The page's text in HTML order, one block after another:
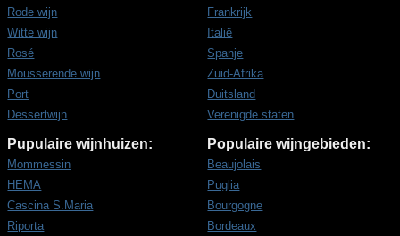
Rode wijn
Witte wijn
Rosé
Mousserende wijn
Port
Dessertwijn
Frankrijk
Italië
Spanje
Zuid-Afrika
Duitsland
Verenigde staten
Pupulaire wijnhuizen:
Mommessin
HEMA
Cascina S.Maria
Riporta
Populaire wijngebieden:
Beaujolais
Puglia
Bourgogne
Bordeaux